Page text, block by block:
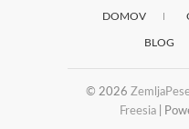
DOMOV
BLOG
© 2026
Freesia |